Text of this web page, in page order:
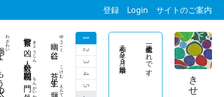
登録 Login サイトのご案内
きせむ
平成一桁生まれです。
令和７年９月３日事始
1
2
3
4
5
ゆうこく
に
こけむ
す
堰堤えんてい
凶人きょうじん
射殺 問題視
門外漢もんがいかん
わざわい
行く